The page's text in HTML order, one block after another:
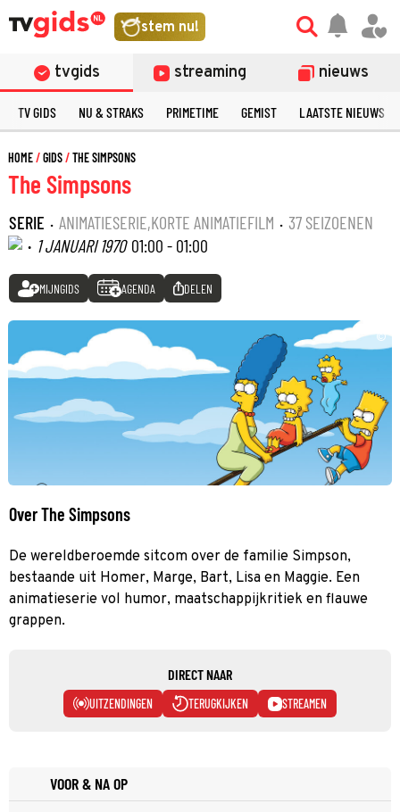
stem nu!
tvgids streaming nieuws
TV GIDS NU & STRAKS PRIMETIME GEMIST LAATSTE NIEUWS
HOME GIDS THE SIMPSONS
The Simpsons
SERIE · ANIMATIESERIE,KORTE ANIMATIEFILM · 37 SEIZOENEN
· 1 JANUARI 1970 01:00 - 01:00
MIJNGIDS AGENDA DELEN
©
Over The Simpsons
De wereldberoemde sitcom over de familie Simpson,
bestaande uit Homer, Marge, Bart, Lisa en Maggie. Een
animatieserie vol humor, maatschappijkritiek en flauwe
grappen.
DIRECT NAAR
UITZENDINGEN TERUGKIJKEN STREAMEN
VOOR & NA OP